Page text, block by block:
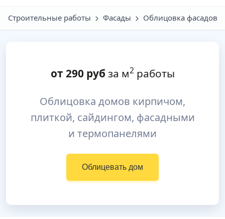
Строительные работы Фасады Облицовка фасадов
от 290руб за м2работы
Облицовка домов кирпичом,
плиткой, сайдингом, фасадными
и термопанелями
Облицевать дом